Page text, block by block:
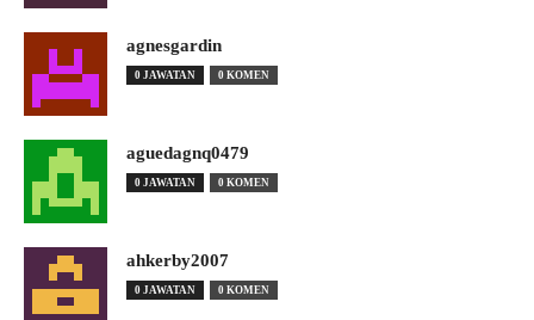
agnesgardin
0 JAWATAN 0 KOMEN
aguedagnq0479
0 JAWATAN 0 KOMEN
ahkerby2007
0 JAWATAN 0 KOMEN